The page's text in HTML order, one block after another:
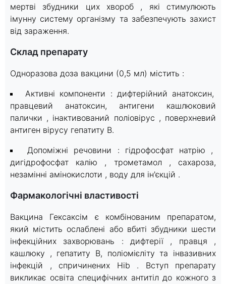
мертві збудники цих хвороб , які стимулюють
імунну систему організму та забезпечують захист
від зараження.
Склад препарату
Одноразова доза вакцини (0,5 мл) містить :
Активні компоненти : дифтерійний анатоксин,
правцевий анатоксин, антигени кашлюковий
палички , інактивований поліовірус , поверхневий
антиген вірусу гепатиту B.
Допоміжні речовини : гідрофосфат натрію ,
дигідрофосфат калію , трометамол , сахароза,
незамінні амінокислоти , воду для ін'єкцій .
Фармакологічні властивості
Вакцина Гексаксім є комбінованим препаратом,
який містить ослаблені або вбиті збудники шести
інфекційних захворювань : дифтерії , правця ,
кашлюку , гепатиту B, поліомієліту та інвазивних
інфекцій , спричинених Hib . Вступ препарату
викликає освіта специфічних антитіл до кожного з